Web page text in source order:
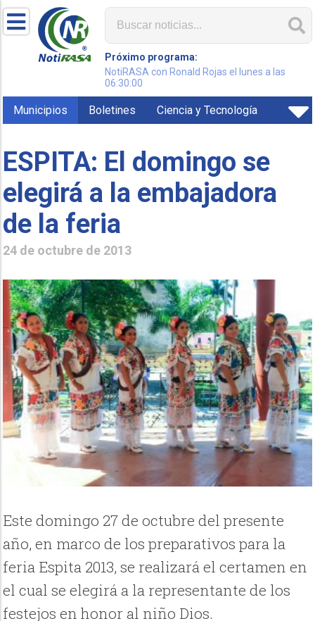
Próximo programa:
NotiRASA con Ronald Rojas el lunes a las
06:30:00
Municipios Boletines Ciencia y Tecnología
ESPITA: El domingo se
elegirá a la embajadora
de la feria
24 de octubre de 2013
Este domingo 27 de octubre del presente
año, en marco de los preparativos para la
feria Espita 2013, se realizará el certamen en
el cual se elegirá a la representante de los
festejos en honor al niño Dios.